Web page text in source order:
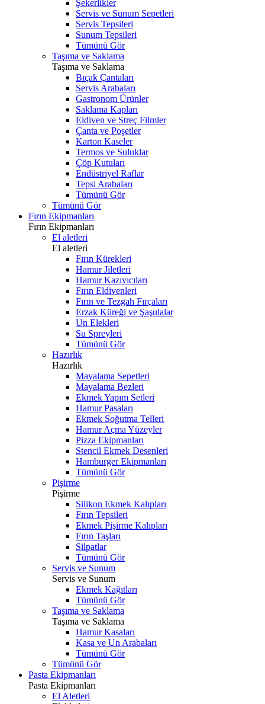
Şekerlikler
Servis ve Sunum Sepetleri
Servis Tepsileri
Sunum Tepsileri
Tümünü Gör
Taşıma ve Saklama
Taşıma ve Saklama
Bıçak Çantaları
Servis Arabaları
Gastronom Ürünler
Saklama Kapları
Eldiven ve Streç Filmler
Çanta ve Poşetler
Karton Kaseler
Termos ve Suluklar
Çöp Kutuları
Endüstriyel Raflar
Tepsi Arabaları
Tümünü Gör
Tümünü Gör
Fırın Ekipmanları
Fırın Ekipmanları
El aletleri
El aletleri
Fırın Kürekleri
Hamur Jiletleri
Hamur Kazıyıcıları
Fırın Eldivenleri
Fırın ve Tezgah Fırçaları
Erzak Küreği ve Şaşulalar
Un Elekleri
Su Spreyleri
Tümünü Gör
Hazırlık
Hazırlık
Mayalama Sepetleri
Mayalama Bezleri
Ekmek Yapım Setleri
Hamur Pasaları
Ekmek Soğutma Telleri
Hamur Açma Yüzeyler
Pizza Ekipmanları
Stencil Ekmek Desenleri
Hamburger Ekipmanları
Tümünü Gör
Pişirme
Pişirme
Silikon Ekmek Kalıpları
Fırın Tepsileri
Ekmek Pişirme Kalıpları
Fırın Taşları
Silpatlar
Tümünü Gör
Servis ve Sunum
Servis ve Sunum
Ekmek Kağıtları
Tümünü Gör
Taşıma ve Saklama
Taşıma ve Saklama
Hamur Kasaları
Kasa ve Un Arabaları
Tümünü Gör
Tümünü Gör
Pasta Ekipmanları
Pasta Ekipmanları
El Aletleri